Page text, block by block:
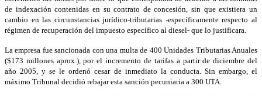
de indexación contenidas en su contrato de concesión, sin que existiera un
cambio en las circunstancias jurídico-tributarias -específicamente respecto al
régimen de recuperación del impuesto específico al diesel- que lo justificara.
La empresa fue sancionada con una multa de 400 Unidades Tributarias Anuales
($173 millones aprox.), por el incremento de tarifas a partir de diciembre del
año 2005, y se le ordenó cesar de inmediato la conducta. Sin embargo, el
máximo Tribunal decidió rebajar esta sanción pecuniaria a 300 UTA.